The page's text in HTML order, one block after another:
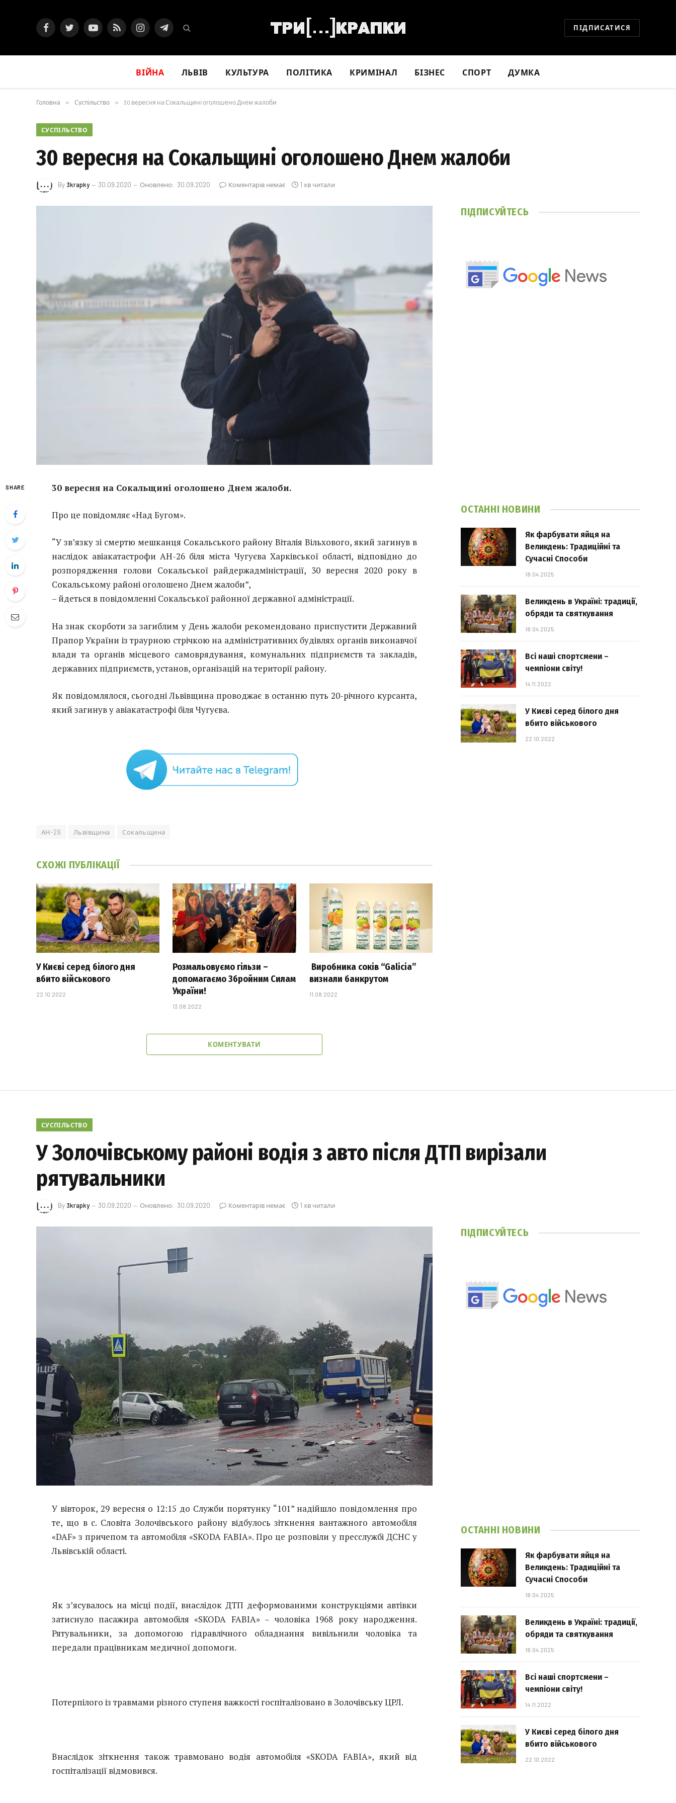
FacebookTwitterYouTubeRSS InstagramTelegram ПІДПИСАТИСЯ
ВІЙНА ЛЬВІВ КУЛЬТУРА ПОЛІТИКА КРИМІНАЛ БІЗНЕС СПОРТ ДУМКА
Головна » Суспільство » 30 вересня на Сокальщині оголошено Днем жалоби
СУСПІЛЬСТВО
30 вересня на Сокальщині оголошено Днем жалоби
By 3krapky 30.09.2020 Оновлено: 30.09.2020 Коментарів немає 1 хв читали
SHARE 30 вересня на Сокальщині оголошено Днем жалоби.
Про це повідомляє «Над Бугом».
“У зв’язку зі смертю мешканця Сокальського району Віталія Вільхового, який загинув в
наслідок авіакатастрофи АН-26 біля міста Чугуєва Харківської області, відповідно до
розпорядження голови Сокальської райдержадміністрації, 30 вересня 2020 року в
Сокальському районі оголошено Днем жалоби”,
– йдеться в повідомленні Сокальської районної державної адміністрації.
На знак скорботи за загиблим у День жалоби рекомендовано приспустити Державний
Прапор України із траурною стрічкою на адміністративних будівлях органів виконавчої
влади та органів місцевого самоврядування, комунальних підприємств та закладів,
державних підприємств, установ, організацій на території району.
Як повідомлялося, сьогодні Львівщина проводжає в останню путь 20-річного курсанта,
який загинув у авіакатастрофі біля Чугуєва.
АН-26 Львівщина Сокальщина
СХОЖІ ПУБЛІКАЦІЇ
У Києві серед білого дня
вбито військового
22.10.2022
Розмальовуємо гільзи –
допомагаємо Збройним Силам
України!
13.08.2022
Виробника соків “Galicia”
визнали банкрутом
11.08.2022
КОМЕНТУВАТИ
ПІДПИСУЙТЕСЬ
ОСТАННІ НОВИНИ
Як фарбувати яйця на
Великдень: Традиційні та
Сучасні Способи
18.04.2025
Великдень в Україні: традиції,
обряди та святкування
18.04.2025
Всі наші спортсмени –
чемпіони світу!
14.11.2022
У Києві серед білого дня
вбито військового
22.10.2022
СУСПІЛЬСТВО
У Золочівському районі водія з авто після ДТП вирізали
рятувальники
By 3krapky 30.09.2020 Оновлено: 30.09.2020 Коментарів немає 1 хв читали
У вівторок, 29 вересня о 12:15 до Служби порятунку “101” надійшло повідомлення про
те, що в с. Словіта Золочівського району відбулось зіткнення вантажного автомобіля
«DAF» з причепом та автомобіля «SKODA FABIA». Про це розповіли у пресслужбі ДСНС у
Львівській області.
Як з’ясувалось на місці події, внаслідок ДТП деформованими конструкціями автівки
затиснуло пасажира автомобіля «SKODA FABIA» – чоловіка 1968 року народження.
Рятувальники, за допомогою гідравлічного обладнання вивільнили чоловіка та
передали працівникам медичної допомоги.
Потерпілого із травмами різного ступеня важкості госпіталізовано в Золочівську ЦРЛ.
Внаслідок зіткнення також травмовано водія автомобіля «SKODA FABIA», який від
госпіталізації відмовився.
ПІДПИСУЙТЕСЬ
ОСТАННІ НОВИНИ
Як фарбувати яйця на
Великдень: Традиційні та
Сучасні Способи
18.04.2025
Великдень в Україні: традиції,
обряди та святкування
18.04.2025
Всі наші спортсмени –
чемпіони світу!
14.11.2022
У Києві серед білого дня
вбито військового
22.10.2022